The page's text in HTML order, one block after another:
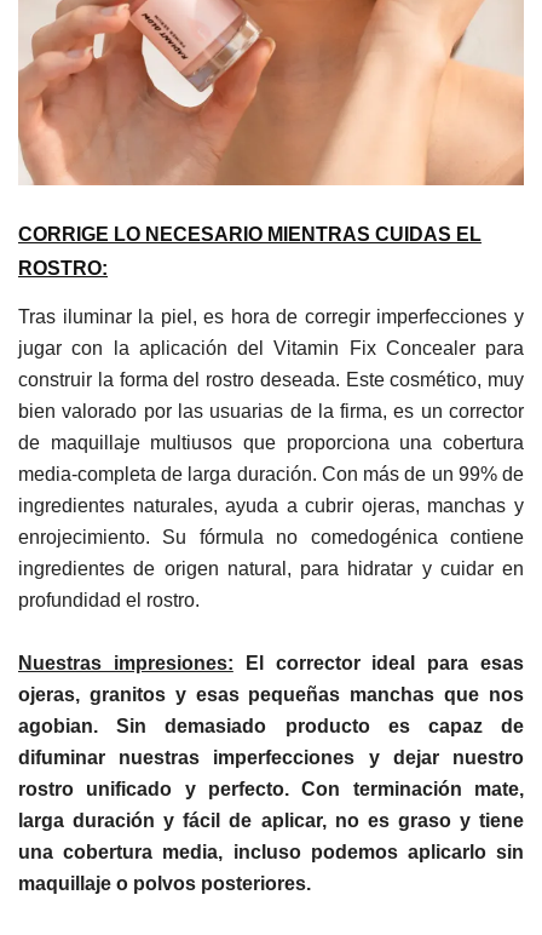
CORRIGE LO NECESARIO MIENTRAS CUIDAS EL
ROSTRO:
Tras iluminar la piel, es hora de corregir imperfecciones y
jugar con la aplicación del Vitamin Fix Concealer para
construir la forma del rostro deseada. Este cosmético, muy
bien valorado por las usuarias de la firma, es un corrector
de maquillaje multiusos que proporciona una cobertura
media-completa de larga duración. Con más de un 99% de
ingredientes naturales, ayuda a cubrir ojeras, manchas y
enrojecimiento. Su fórmula no comedogénica contiene
ingredientes de origen natural, para hidratar y cuidar en
profundidad el rostro.
Nuestras impresiones: El corrector ideal para esas
ojeras, granitos y esas pequeñas manchas que nos
agobian. Sin demasiado producto es capaz de
difuminar nuestras imperfecciones y dejar nuestro
rostro unificado y perfecto. Con terminación mate,
larga duración y fácil de aplicar, no es graso y tiene
una cobertura media, incluso podemos aplicarlo sin
maquillaje o polvos posteriores.